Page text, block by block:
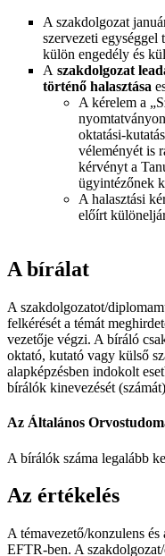
A szakdolgozat
szervezeti egységgel
külön engedély és
A szakdolgozat
történő halasztása
A kérelem a
oktatási-
véleményét is
kérvényt a
ügyintézőnek
A halasztási
előírt
A bírálat
A szakdolgozatot/
felkérését a témát
vezetője végzi. A bíráló
oktató, kutató vagy külső
alapképzésben indokolt
bírálók kinevezését
Az Általános
A bírálók száma legalább
Az értékelés
A témavezető/konzulens
EFTR-ben. A